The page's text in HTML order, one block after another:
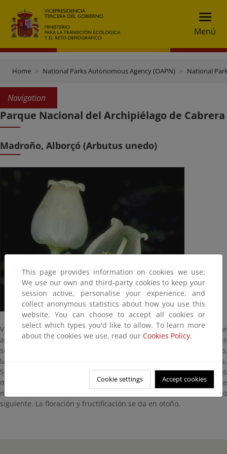
Menú
Home National Parks Autonomous Agency (OAPN) National
Navigation
Parque Nacional del Archipiélago de Cabrera
Madroño, Alborçó (Arbutus unedo)
Vive en suelos sueltos y profundos. Lo podemos encontrar
asociado con encinas y alcornoques o entre el matorral de las
series regresivas de este tipo de bosques, indicando, en este caso,
las facies más próximas al bosque y los sitios menos degradados.
Se reconoce por su corteza rojiza y las hojas serradas en los
márgenes. Los frutos del madroño tardan un año en madurar, de
modo que en su plenitud, coinciden con la floración del año
siguiente. La floración y fructificación se da en otoño.
This page provides information on cookies we use:
We use our own and third-party cookies to keep your
session active, personalise your experience, and
collect anonymous statistics about how you use this
website. You can choose to accept all cookies or
select which types you'd like to allow. To learn more
about the cookies we use, read our Cookies Policy.
Cookie settings Accept cookies